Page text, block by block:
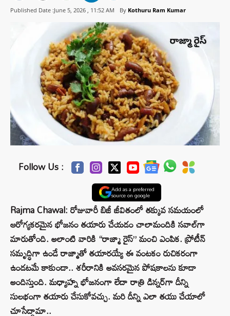
Published Date :June 5, 2026 , 11:52 AM By Kothuru Ram Kumar
Follow Us :
Add as a preferred
source on google
Rajma Chawal: రోజువారీ బిజీ జీవితంలో తక్కువ సమయంలో
ఆరోగ్యకరమైన భోజనం తయారు చేయడం చాలామందికి సవాల్‌గా
మారుతోంది. అలాంటి వారికి “రాజ్మా రైస్” మంచి ఎంపిక. ప్రోటీన్‌
సమృద్ధిగా ఉండే రాజ్మాతో తయారయ్యే ఈ వంటకం రుచికరంగా
ఉండటమే కాకుండా.. శరీరానికి అవసరమైన పోషకాలను కూడా
అందిస్తుంది. మధ్యాహ్న భోజనంగా లేదా రాత్రి డిన్నర్‌గా దీన్ని
సులభంగా తయారు చేసుకోవచ్చు. మరి దీన్ని ఎలా తయు చేయాలో
చూసేద్దామా..